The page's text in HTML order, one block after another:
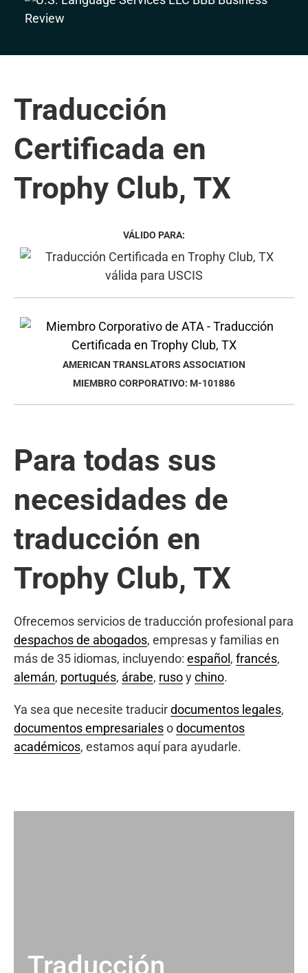
Traducción
Certificada en
Trophy Club, TX
VÁLIDO PARA:
AMERICAN TRANSLATORS ASSOCIATION
MIEMBRO CORPORATIVO: M-101886
Para todas sus
necesidades de
traducción en
Trophy Club, TX
Ofrecemos servicios de traducción profesional para
despachos de abogados, empresas y familias en
más de 35 idiomas, incluyendo: español , francés,
alemán, portugués, árabe, rusoychino.
Ya sea que necesite traducirdocumentos legales,
documentos empresarialesodocumentos
académicos, estamos aquí para ayudarle.
Traducción